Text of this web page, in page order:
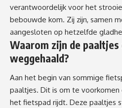
verantwoordelijk voor het
bebouwde kom. Zij zijn, samen
aangesloten op hetzelfde
Waarom zijn de
weggehaald?
Aan het begin van sommige
paaltjes. Dit is om te
het fietspad rijdt. Deze paaltjes